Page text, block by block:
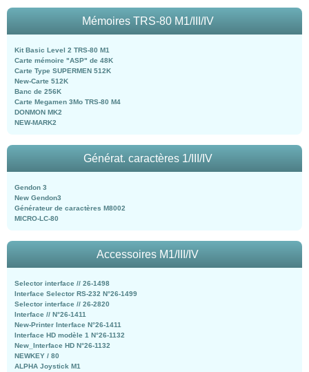
Mémoires TRS-80 M1/III/IV
Kit Basic Level 2 TRS-80 M1
Carte mémoire "ASP" de 48K
Carte Type SUPERMEN 512K
New-Carte 512K
Banc de 256K
Carte Megamen 3Mo TRS-80 M4
DONMON MK2
NEW-MARK2
Générat. caractères 1/III/IV
Gendon 3
New Gendon3
Générateur de caractères M8002
MICRO-LC-80
Accessoires M1/III/IV
Selector interface // 26-1498
Interface Selector RS-232 N°26-1499
Selector interface // 26-2820
Interface // N°26-1411
New-Printer Interface N°26-1411
Interface HD modèle 1 N°26-1132
New_Interface HD N°26-1132
NEWKEY / 80
ALPHA Joystick M1